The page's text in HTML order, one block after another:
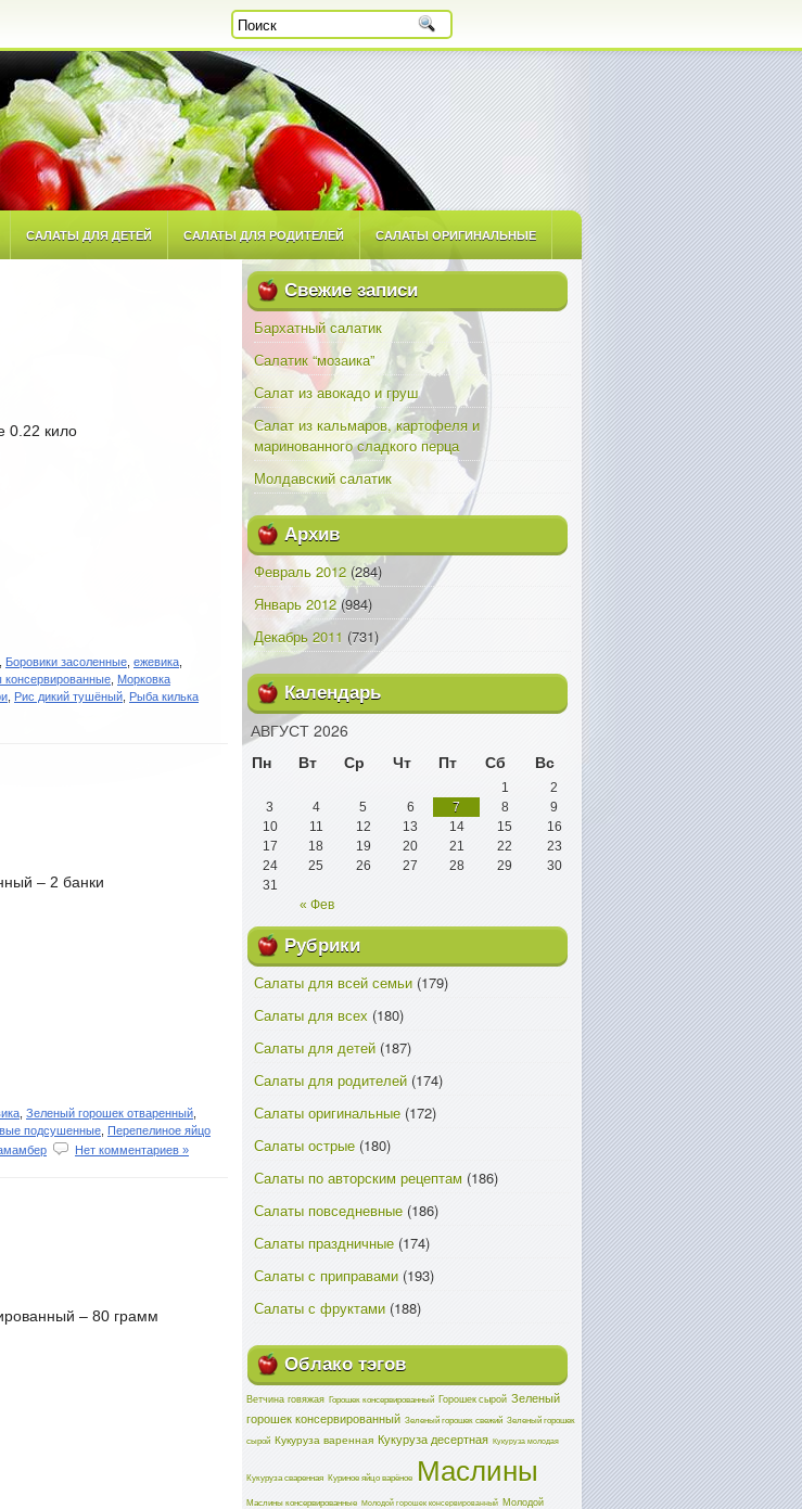
САЛАТЫ ДЛЯ ДЕТЕЙ САЛАТЫ ДЛЯ РОДИТЕЛЕЙ САЛАТЫ ОРИГИНАЛЬНЫЕ
САЛАТЫ ПРАЗДНИЧНЫЕ САЛАТЫ С ПРИПРАВАМИ
0.22 кило
Боровики засоленные ежевика
консервированные Морковка
Рис дикий тушёный Рыба килька
– 2 банки
Зеленый горошек отваренный
подсушенные Перепелиное яйцо
Нет комментариев »
– 80 грамм
Свежие записи
Бархатный салатик
Салатик “мозаика”
Салат из авокадо и груш
Салат из кальмаров, картофеля и
маринованного сладкого перца
Молдавский салатик
Архив
Февраль 2012 (284)
Январь 2012(984)
Декабрь 2011 (731)
Календарь
АВГУСТ 2026
Пн
Вт Ср Чт Пт Сб Вс
« Фев
1
2
3
4 5 6 7 8
9
10
11 12 13 14 15
16
17
18 19 20 21 22
23
24
25 26 27 28 29
30
31
Рубрики
Салаты для всей семьи (179)
Салаты для всех (180)
Салаты для детей (187)
Салаты для родителей (174)
Салаты оригинальные (172)
Салаты острые (180)
Салаты по авторским рецептам (186)
Салаты повседневные (186)
Салаты праздничные (174)
Салаты с приправами (193)
Салаты с фруктами (188)
Облако тэгов
Ветчина говяжая Горошек консервированный Горошек сырой Зеленый
горошек консервированный Зеленый горошек свежий Зеленый горошек
сырой Кукуруза варенная Кукуруза десертная Кукуруза молодая
Кукуруза сваренная Куриное яйцо варёное Маслины
Маслины консервированные Молодой горошек консервированный Молодой